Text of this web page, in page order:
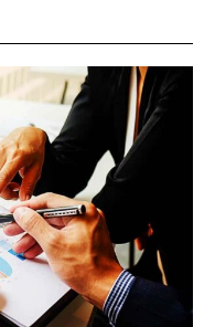
news from all
plan, you get access
ahead of the curve.